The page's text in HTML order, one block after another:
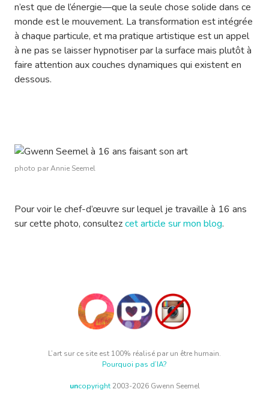
n’est que de l’énergie—que la seule chose solide dans ce
monde est le mouvement. La transformation est intégrée
à chaque particule, et ma pratique artistique est un appel
à ne pas se laisser hypnotiser par la surface mais plutôt à
faire attention aux couches dynamiques qui existent en
dessous.
photo par Annie Seemel
Pour voir le chef-d’œuvre sur lequel je travaille à 16 ans
sur cette photo, consultezcet article sur mon blog.
L’art sur ce site est 100% réalisé par un être humain.
Pourquoi pas d’IA?
uncopyright2003-2026 Gwenn Seemel